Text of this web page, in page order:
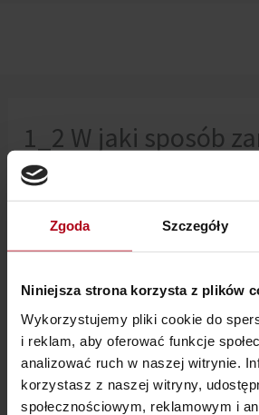
Zgoda Szczegóły
Niniejsza strona korzysta z plików
Wykorzystujemy pliki cookie do
i reklam, aby oferować funkcje
analizować ruch w naszej witrynie.
korzystasz z naszej witryny,
społecznościowym, reklamowym i
1_2 W jaki sposób
traumę z dzieciństwa
ochronę w dorosłym
zalogowany.